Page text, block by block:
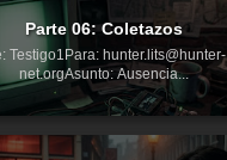
Parte 06: Coletazos
Testigo1Para: hunter.lits@hunter-
net.orgAsunto: Ausencia...